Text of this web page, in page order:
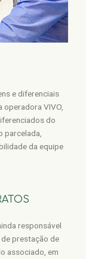
e diferenciais
VIVO,
do
parcelada,
da equipe
responsável
prestação de
associado, em